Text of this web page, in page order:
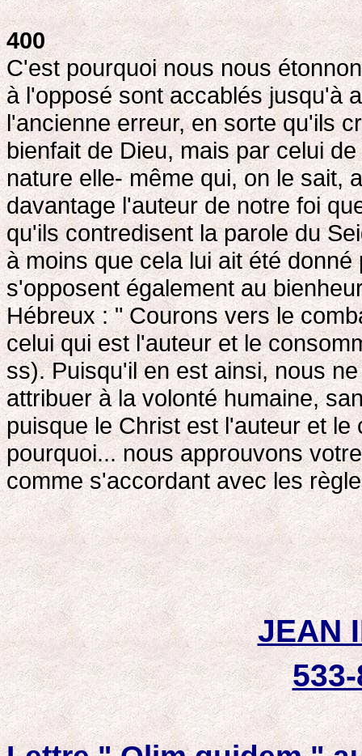
400
C'est pourquoi nous nous
à l'opposé sont accablés jusqu'à
l'ancienne erreur, en sorte qu'ils
bienfait de Dieu, mais par celui
nature elle- même qui, on le sait,
davantage l'auteur de notre foi
qu'ils contredisent la parole du
à moins que cela lui ait été
s'opposent également au
Hébreux : " Courons vers le
celui qui est l'auteur et le
ss). Puisqu'il en est ainsi, nous
attribuer à la volonté humaine,
puisque le Christ est l'auteur et
pourquoi... nous approuvons
comme s'accordant avec les
JEAN